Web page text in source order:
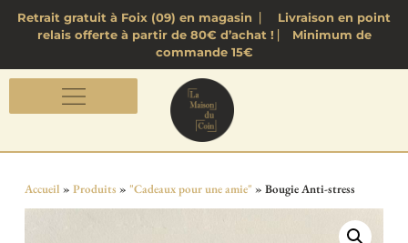
Retrait gratuit à Foix (09) en magasin ⎸ Livraison en point
relais offerte à partir de 80€ d’achat ! ⎸ Minimum de
commande 15€
Accueil » Produits » "Cadeaux pour une amie" » Bougie Anti-stress